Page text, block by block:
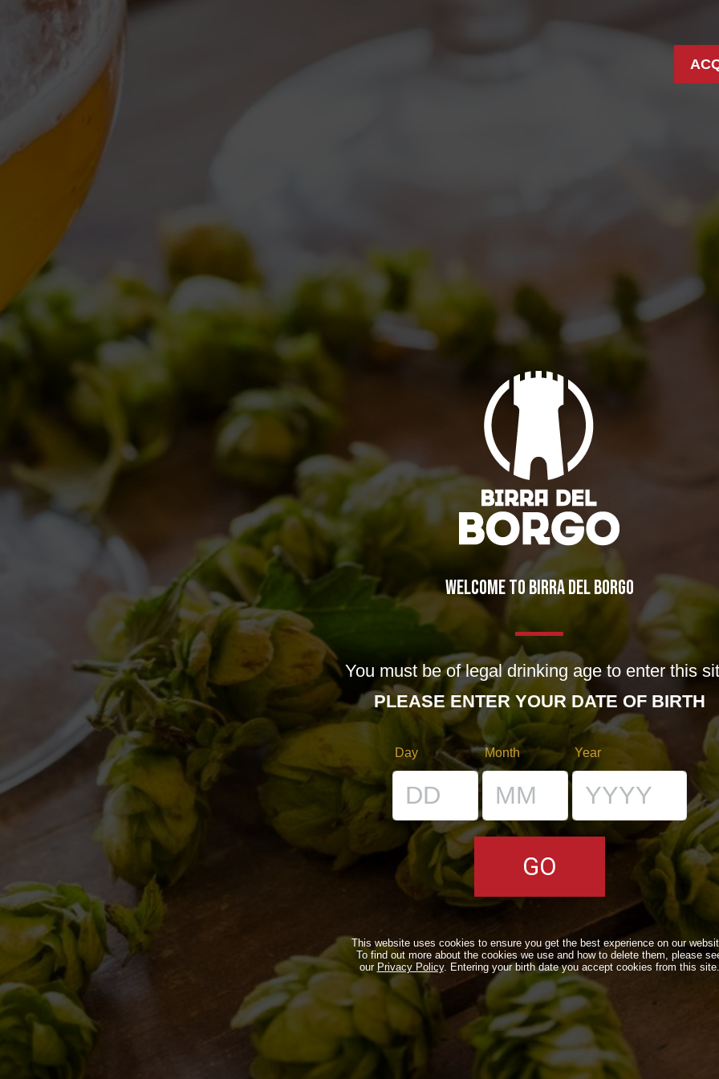
WELCOME TO BIRRA DEL BORGO
You must be of legal drinking age to enter this
PLEASE ENTER YOUR DATE OF BIRTH
Day Month Year
This website uses cookies to ensure you get the best experience on our
To find out more about the cookies we use and how to delete them, please
our Privacy Policy. Entering your birth date you accept cookies from this site.
Duchessa e Reale a Omnivore!
Borghigiano
25/03/2013
Lascia un commento
LA MISSION
DICONO DI NOI | RASSEGNA STAMPA BIRRA DEL
BORGO
CLASSICHE
QUOTIDIANE
ACQUISTA BDB ONLINE
C’ERA UNA VOLTA…
LOST & FOUND
I LOCALI